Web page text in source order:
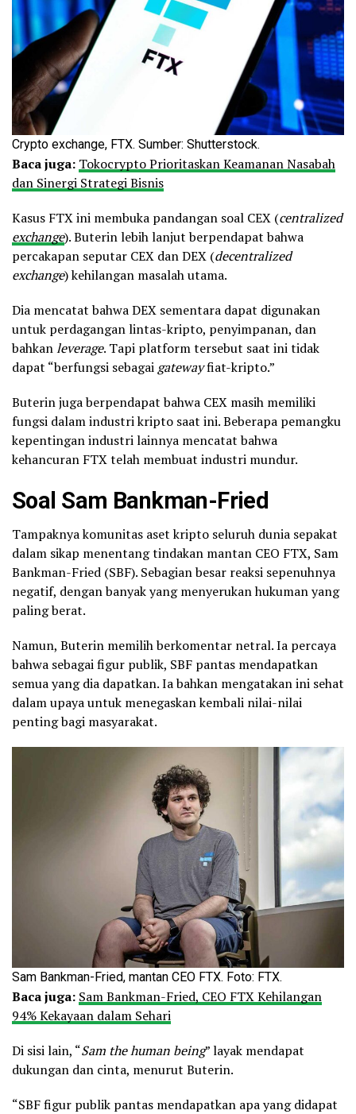
Crypto exchange, FTX. Sumber: Shutterstock.
Baca juga: Tokocrypto Prioritaskan Keamanan Nasabah
dan Sinergi Strategi Bisnis
Kasus FTX ini membuka pandangan soal CEX (centralized
exchange). Buterin lebih lanjut berpendapat bahwa
percakapan seputar CEX dan DEX (decentralized
exchange) kehilangan masalah utama.
Dia mencatat bahwa DEX sementara dapat digunakan
untuk perdagangan lintas-kripto, penyimpanan, dan
bahkanleverage. Tapi platform tersebut saat ini tidak
dapat “berfungsi sebagai gatewayfiat-kripto.”
Buterin juga berpendapat bahwa CEX masih memiliki
fungsi dalam industri kripto saat ini. Beberapa pemangku
kepentingan industri lainnya mencatat bahwa
kehancuran FTX telah membuat industri mundur.
Soal Sam Bankman-Fried
Tampaknya komunitas aset kripto seluruh dunia sepakat
dalam sikap menentang tindakan mantan CEO FTX, Sam
Bankman-Fried (SBF). Sebagian besar reaksi sepenuhnya
negatif, dengan banyak yang menyerukan hukuman yang
paling berat.
Namun, Buterin memilih berkomentar netral. Ia percaya
bahwa sebagai figur publik, SBF pantas mendapatkan
semua yang dia dapatkan. Ia bahkan mengatakan ini sehat
dalam upaya untuk menegaskan kembali nilai-nilai
penting bagi masyarakat.
Sam Bankman-Fried, mantan CEO FTX. Foto: FTX.
Baca juga: Sam Bankman-Fried, CEO FTX Kehilangan
94% Kekayaan dalam Sehari
Di sisi lain, “Sam the human being” layak mendapat
dukungan dan cinta, menurut Buterin.
“SBF figur publik pantas mendapatkan apa yang didapat